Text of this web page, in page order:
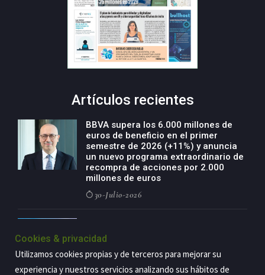
Artículos recientes
BBVA supera los 6.000 millones de
euros de beneficio en el primer
semestre de 2026 (+11%) y anuncia
un nuevo programa extraordinario de
recompra de acciones por 2.000
millones de euros
30-Julio-2026
negocio agro con un modelo global
de especialización presente en siete
países
29-Julio-2026
Cookies & privacidad
Utilizamos cookies propias y de terceros para mejorar su
experiencia y nuestros servicios analizando sus hábitos de